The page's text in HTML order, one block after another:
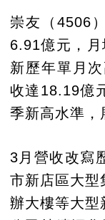
崇友（4506
6.91億元，
新歷年單月
收達18.19億
季新高水準，
3月營收改寫
市新店區大型
辦大樓等大型